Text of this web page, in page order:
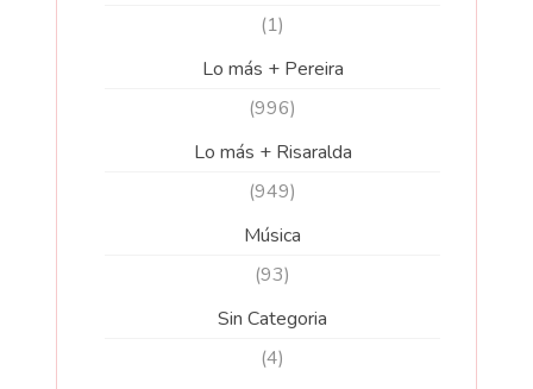
(1)
Lo más + Pereira
(996)
Lo más + Risaralda
(949)
Música
(93)
Sin Categoria
(4)